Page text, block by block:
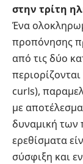
στην τρίτη
Ένα
προπόνησης
από τις δύο
curls),
με
δυναμική των
ερεθίσματα
σύσφιξη και